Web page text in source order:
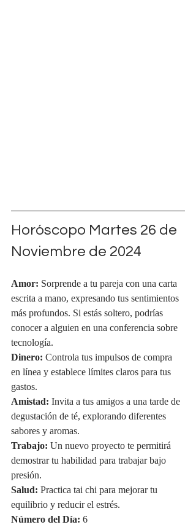
Horóscopo Martes 26 de
Noviembre de 2024
Amor: Sorprende a tu pareja con una carta
escrita a mano, expresando tus sentimientos
más profundos. Si estás soltero, podrías
conocer a alguien en una conferencia sobre
tecnología.
Dinero: Controla tus impulsos de compra
en línea y establece límites claros para tus
gastos.
Amistad: Invita a tus amigos a una tarde de
degustación de té, explorando diferentes
sabores y aromas.
Trabajo: Un nuevo proyecto te permitirá
demostrar tu habilidad para trabajar bajo
presión.
Salud: Practica tai chi para mejorar tu
equilibrio y reducir el estrés.
Número del Día: 6